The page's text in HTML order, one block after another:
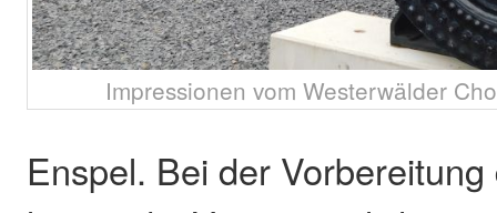
Impressionen vom Westerwälder
Enspel. Bei der